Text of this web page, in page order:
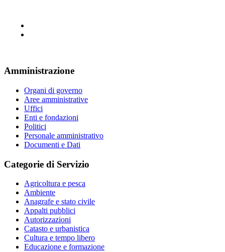
Amministrazione
Organi di governo
Aree amministrative
Uffici
Enti e fondazioni
Politici
Personale amministrativo
Documenti e Dati
Categorie di Servizio
Agricoltura e pesca
Ambiente
Anagrafe e stato civile
Appalti pubblici
Autorizzazioni
Catasto e urbanistica
Cultura e tempo libero
Educazione e formazione